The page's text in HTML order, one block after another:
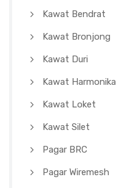
Kawat Bendrat
Kawat Bronjong
Kawat Duri
Kawat Harmonika
Kawat Loket
Kawat Silet
Pagar BRC
Pagar Wiremesh